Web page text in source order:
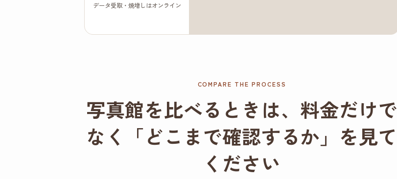
データ受取・焼増しはオンライン
COMPARE THE PROCESS
写真館を比べるときは、料金だけで
なく「どこまで確認するか」を見て
ください